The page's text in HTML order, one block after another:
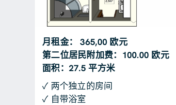
月租金： 365,00 欧元
第二位居民附加费：100.00 欧元
面积：27.5 平方米
✓ 两个独立的房间
✓ 自带浴室